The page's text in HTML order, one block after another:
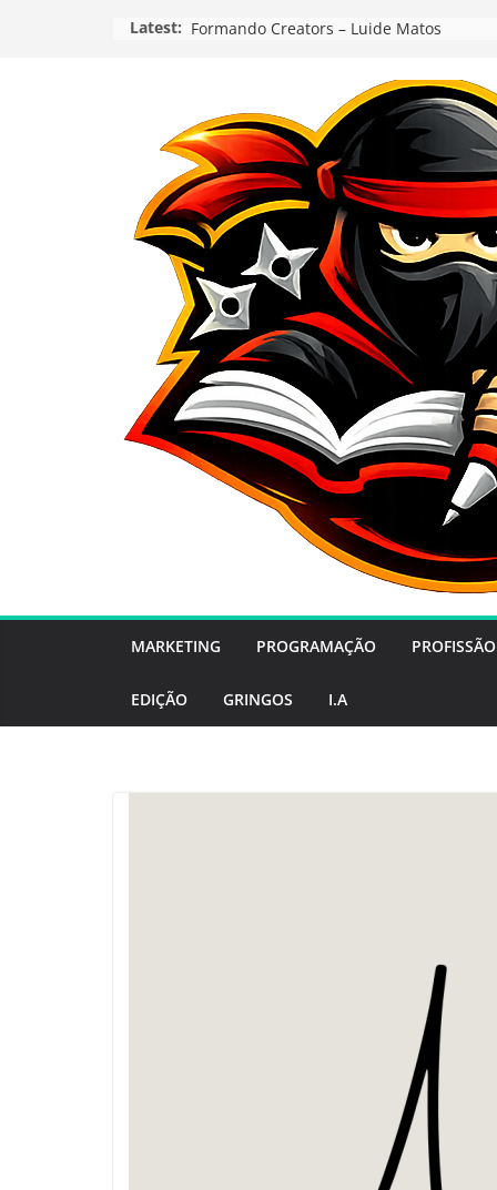
Latest: Formando Creators – Luide Matos
MARKETING PROGRAMAÇÃO PROFISSÃO
EDIÇÃO GRINGOS I.A